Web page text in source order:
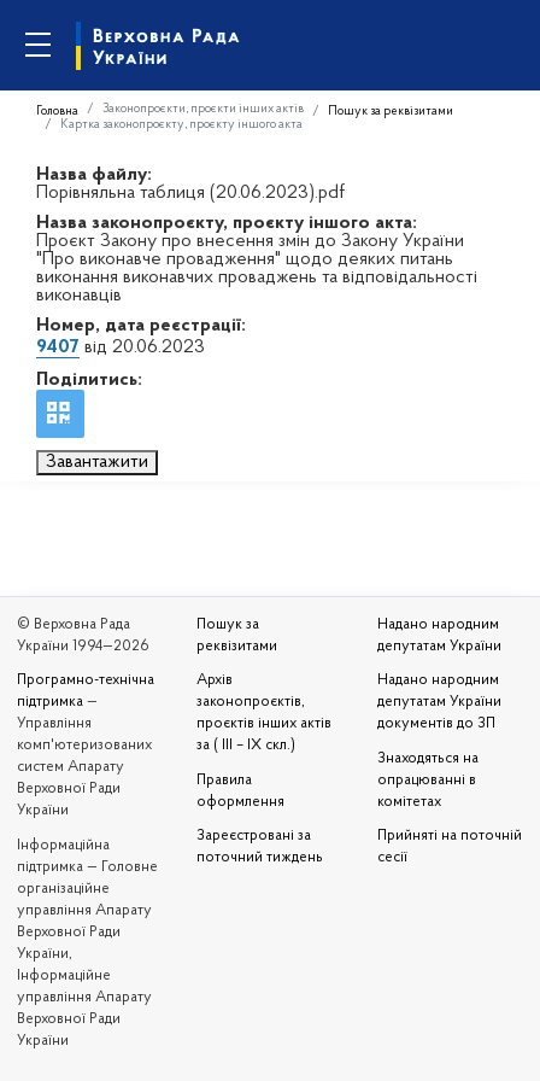
Головна Законопроєкти, проєкти інших актів
Пошук за реквізитами
Картка законопроєкту, проєкту іншого акта
Назва файлу:
Порівняльна таблиця (20.06.2023).pdf
Назва законопроєкту, проєкту іншого акта:
Проєкт Закону про внесення змін до Закону України
"Про виконавче провадження" щодо деяких питань
виконання виконавчих проваджень та відповідальності
виконавців
Номер, дата реєстрації:
9407 від 20.06.2023
Поділитись:
Завантажити
© Верховна Рада
України 1994—2026
Програмно-технічна
підтримка —
Управління
комп'ютеризованих
систем Апарату
Верховної Ради
України
Iнформаційна
підтримка — Головне
організаційне
управління Апарату
Верховної Ради
України,
Інформаційне
управління Апарату
Верховної Ради
України
Пошук за
реквізитами
Архів
законопроєктів,
проєктів інших актів
за ( III – IX скл.)
Правила
оформлення
Зареєстровані за
поточний тиждень
Надано народним
депутатам України
Надано народним
депутатам України
документів до ЗП
Знаходяться на
опрацюванні в
комітетах
Прийняті на поточній
сесії